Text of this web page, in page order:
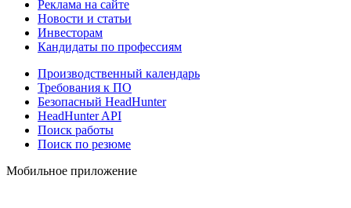
Реклама на сайте
Новости и статьи
Инвесторам
Кандидаты по профессиям
Производственный календарь
Требования к ПО
Безопасный HeadHunter
HeadHunter API
Поиск работы
Поиск по резюме
Мобильное приложение